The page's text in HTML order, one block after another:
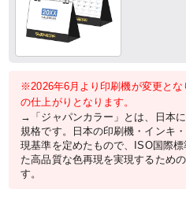
※2026年6月より印刷機が変更と
の仕上がりとなります。
→「ジャパンカラー」とは、日本
規格です。日本の印刷機・インキ
現基準を定めたもので、ISO国際
た高品質な色再現を実現するため
す。